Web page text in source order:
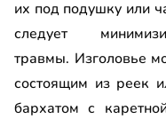
их под подушку или
следует
травмы. Изголовье
состоящим из реек
бархатом с